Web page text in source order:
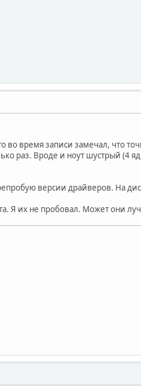
время записи замечал, что
раз. Вроде и ноут шустрый
версии драйверов. На
Я их не пробовал. Может они